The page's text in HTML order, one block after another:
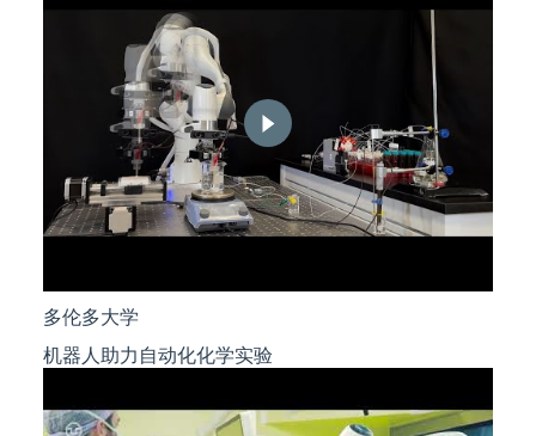
多伦多大学
机器人助力自动化化学实验